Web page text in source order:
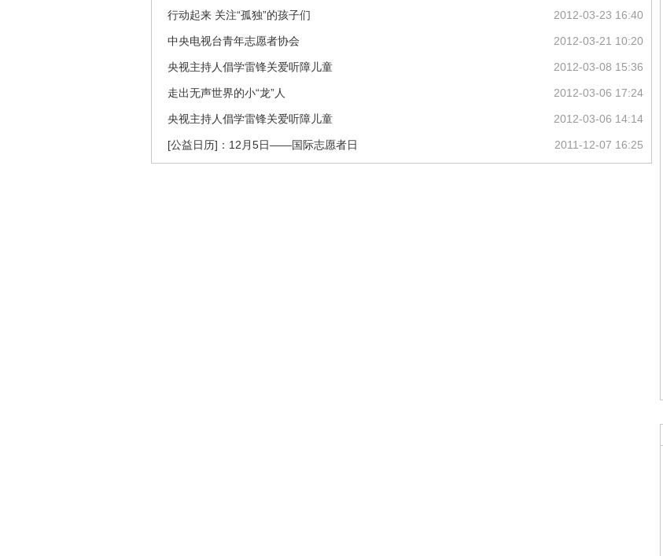
2012-03-23 16:40
行动起来 关注“孤独”的孩子们
2012-03-21 10:20
中央电视台青年志愿者协会
2012-03-08 15:36
央视主持人倡学雷锋关爱听障儿童
2012-03-06 17:24
走出无声世界的小“龙”人
2012-03-06 14:14
央视主持人倡学雷锋关爱听障儿童
2011-12-07 16:25
[公益日历]：12月5日——国际志愿者日